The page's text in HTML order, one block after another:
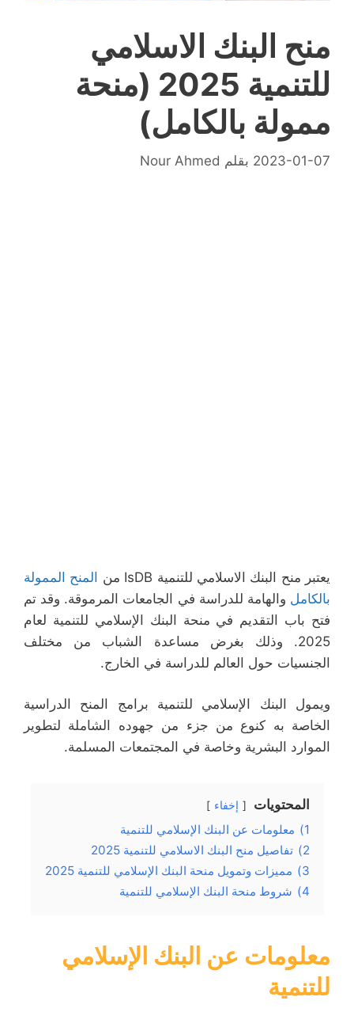
منح البنك الاسلامي
للتنمية 2025 (منحة
ممولة بالكامل)
2023-01-07 بقلم Nour Ahmed
يعتبر منح البنك الاسلامي للتنمية IsDB من
المنح الممولة
بالكامل والهامة للدراسة في الجامعات المرموقة. وقد تم
فتح باب التقديم في منحة البنك الإسلامي للتنمية لعام
2025. وذلك بغرض مساعدة الشباب من مختلف
الجنسيات حول العالم للدراسة في الخارج.
ويمول البنك الإسلامي للتنمية برامج المنح الدراسية
الخاصة به كنوع من جزء من جهوده الشاملة لتطوير
الموارد البشرية وخاصة في المجتمعات المسلمة.
المحتويات إخفاء
1)
معلومات عن البنك الإسلامي للتنمية
2)
تفاصيل منح البنك الاسلامي للتنمية 2025
3)
مميزات وتمويل منحة البنك الإسلامي للتنمية 2025
4)
شروط منحة البنك الإسلامي للتنمية
معلومات عن البنك الإسلامي
للتنمية